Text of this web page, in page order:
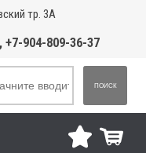
тр. 3А
+7-904-809-36-37
ПОИСК